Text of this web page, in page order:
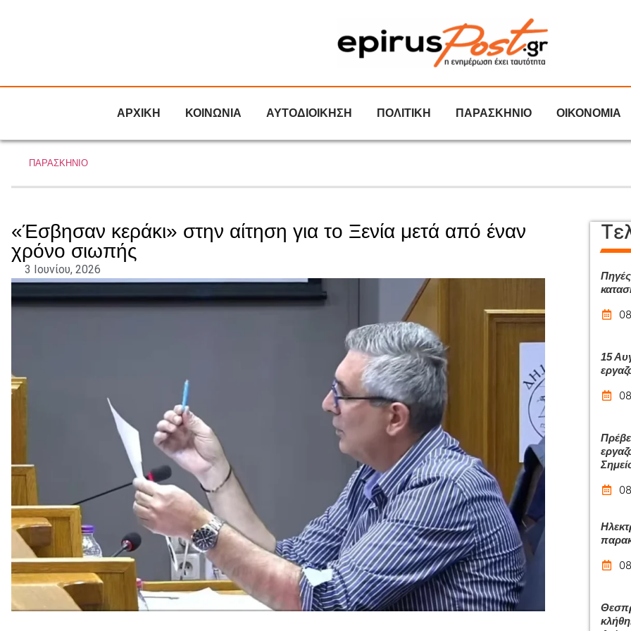
ΑΡΧΙΚΗ ΚΟΙΝΩΝΙΑ ΑΥΤΟΔΙΟΙΚΗΣΗ ΠΟΛΙΤΙΚΗ ΠΑΡΑΣΚΗΝΙΟ ΟΙΚΟΝΟΜΙΑ
ΠΑΡΑΣΚΗΝΙΟ
«Έσβησαν κεράκι» στην αίτηση για το Ξενία μετά από έναν
χρόνο σιωπής
3 Ιουνίου, 2026
15